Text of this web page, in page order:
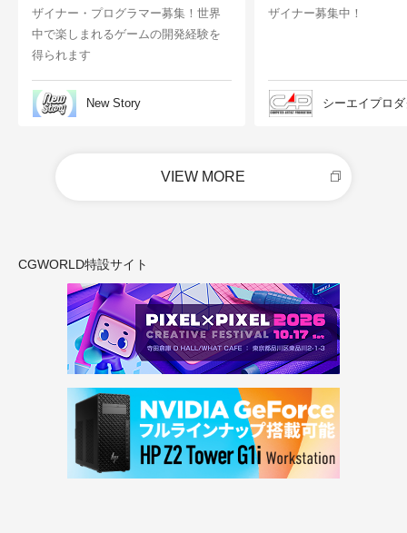
ザイナー・プログラマー募集！世界
中で楽しまれるゲームの開発経験を
得られます
New Story
ザイナー募集中！
シーエイプロ
VIEW MORE
CGWORLD特設サイト